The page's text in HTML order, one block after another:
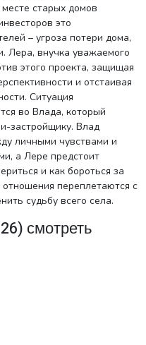
старых домов
это
– угроза потери дома,
Лера, внучка уважаемого
этого проекта, защищая
и отстаивая
Ситуация
во Влада, который
застройщику. Влад
личными чувствами и
а Лере предстоит
и как бороться за
переплетаются с
судьбу всего села.
смотреть